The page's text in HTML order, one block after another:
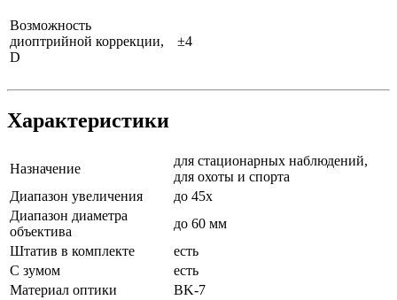
Возможность
диоптрийной коррекции,
D
±4
Характеристики
Назначение
для стационарных наблюдений,
для охоты и спорта
Диапазон увеличения
до 45х
Диапазон диаметра
объектива
до 60 мм
Штатив в комплекте
есть
С зумом
есть
Материал оптики
BK-7